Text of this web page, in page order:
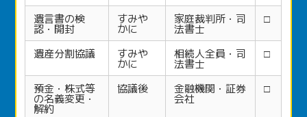
遺言書の検
認・開封
すみや
かに
家庭裁判所・司
法書士
□
遺産分割協議 すみや
かに
相続人全員・司
法書士
□
預金・株式等
の名義変更・
解約
協議後 金融機関・証券
会社
□